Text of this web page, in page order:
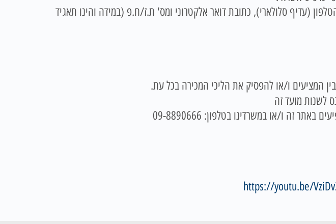
(עדיף סלולארי), כתובת דואר אלקטרוני ומס' ת.ז/ח.פ (במידה והינו תאגיד
המציעים ו/או להפסיק את הליכי המכירה בכל עת.
לשנות מועד זה
זה ו/או במשרדינו בטלפון: 09-8890666
https://youtu.be/